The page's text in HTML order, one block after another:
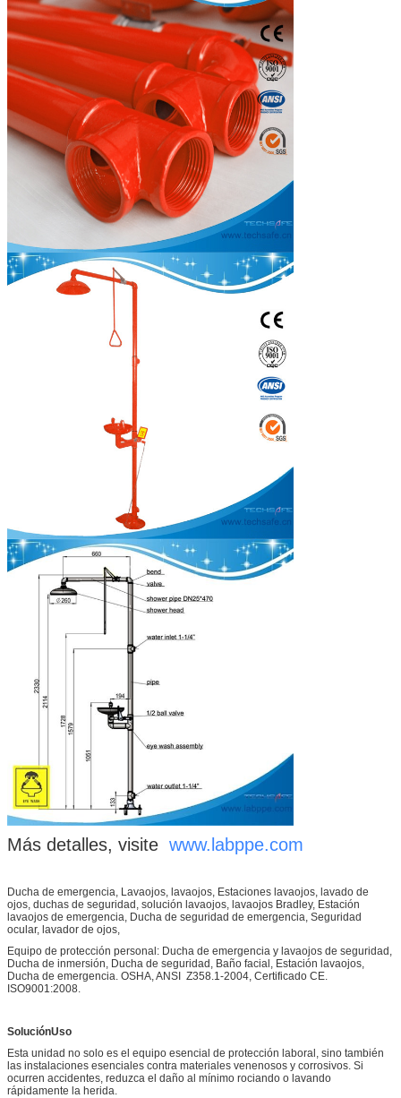
Más detalles, visite www.labppe.com
Ducha de emergencia, Lavaojos, lavaojos, Estaciones lavaojos, lavado de
ojos, duchas de seguridad, solución lavaojos, lavaojos Bradley, Estación
lavaojos de emergencia, Ducha de seguridad de emergencia, Seguridad
ocular, lavador de ojos,
Equipo de protección personal: Ducha de emergencia y lavaojos de seguridad,
Ducha de inmersión, Ducha de seguridad, Baño facial, Estación lavaojos,
Ducha de emergencia. OSHA, ANSI Z358.1-2004, Certificado CE.
ISO9001:2008.
SoluciónUso
Esta unidad no solo es el equipo esencial de protección laboral, sino también
las instalaciones esenciales contra materiales venenosos y corrosivos. Si
ocurren accidentes, reduzca el daño al mínimo rociando o lavando
rápidamente la herida.